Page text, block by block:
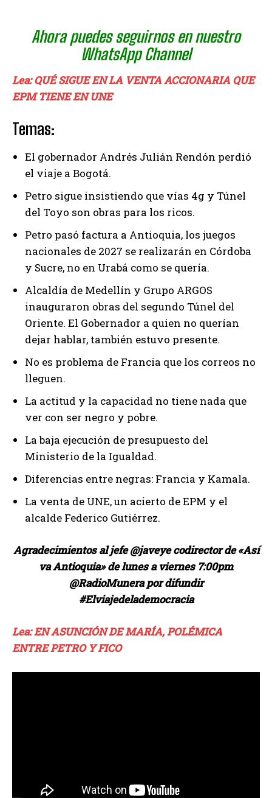
Ahora puedes seguirnos en nuestro
WhatsApp Channel
Lea: QUÉ SIGUE EN LA VENTA ACCIONARIA QUE
EPM TIENE EN UNE
Temas:
El gobernador Andrés Julián Rendón perdió
el viaje a Bogotá.
Petro sigue insistiendo que vías 4g y Túnel
del Toyo son obras para los ricos.
Petro pasó factura a Antioquia, los juegos
nacionales de 2027 se realizarán en Córdoba
y Sucre, no en Urabá como se quería.
Alcaldía de Medellín y Grupo ARGOS
inauguraron obras del segundo Túnel del
Oriente. El Gobernador a quien no querían
dejar hablar, también estuvo presente.
No es problema de Francia que los correos no
lleguen.
La actitud y la capacidad no tiene nada que
ver con ser negro y pobre.
La baja ejecución de presupuesto del
Ministerio de la Igualdad.
Diferencias entre negras: Francia y Kamala.
La venta de UNE, un acierto de EPM y el
alcalde Federico Gutiérrez.
Agradecimientos al jefe @javeye codirector de «Así
va Antioquia» de lunes a viernes 7:00pm
@RadioMunera por difundir
#Elviajedelademocracia
Lea: EN ASUNCIÓN DE MARÍA, POLÉMICA
ENTRE PETRO Y FICO